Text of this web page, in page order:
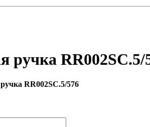
ручка RR002SC.5/
RR002SC.5/576